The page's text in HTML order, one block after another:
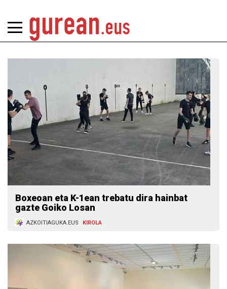
Boxeoan eta K-1ean trebatu dira hainbat
gazte Goiko Losan
AZKOITIAGUKA.EUS KIROLA